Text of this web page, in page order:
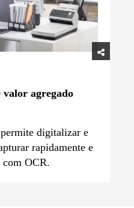
valor agregado
digitalizar e
rapidamente e
com OCR.